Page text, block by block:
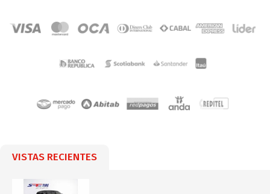
VISTAS RECIENTES